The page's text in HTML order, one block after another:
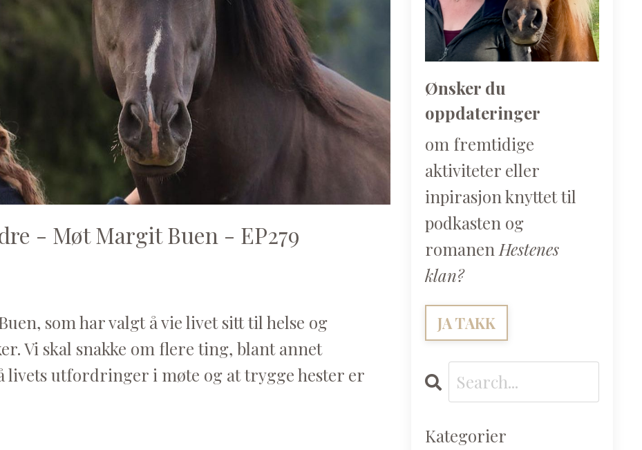
- Møt Margit Buen - EP279
som har valgt å vie livet sitt til helse og
Vi skal snakke om flere ting, blant annet
livets utfordringer i møte og at trygge hester er
Ønsker du
oppdateringer
om fremtidige
aktiviteter eller
inpirasjon knyttet til
podkasten og
romanen Hestenes
klan?
JA TAKK
Kategorier